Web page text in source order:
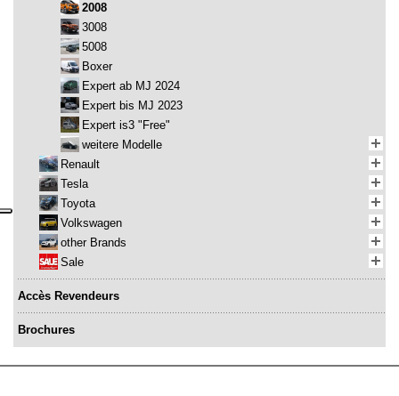
2008
3008
5008
Boxer
Expert ab MJ 2024
Expert bis MJ 2023
Expert is3 "Free"
weitere Modelle
Renault
Tesla
Toyota
Volkswagen
other Brands
Sale
Accès Revendeurs
Brochures